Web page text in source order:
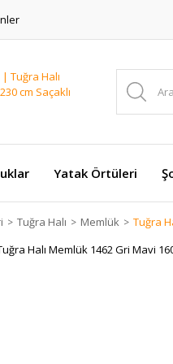
Yatak Örtüleri
Tuğra Halı Memlük Tuğra